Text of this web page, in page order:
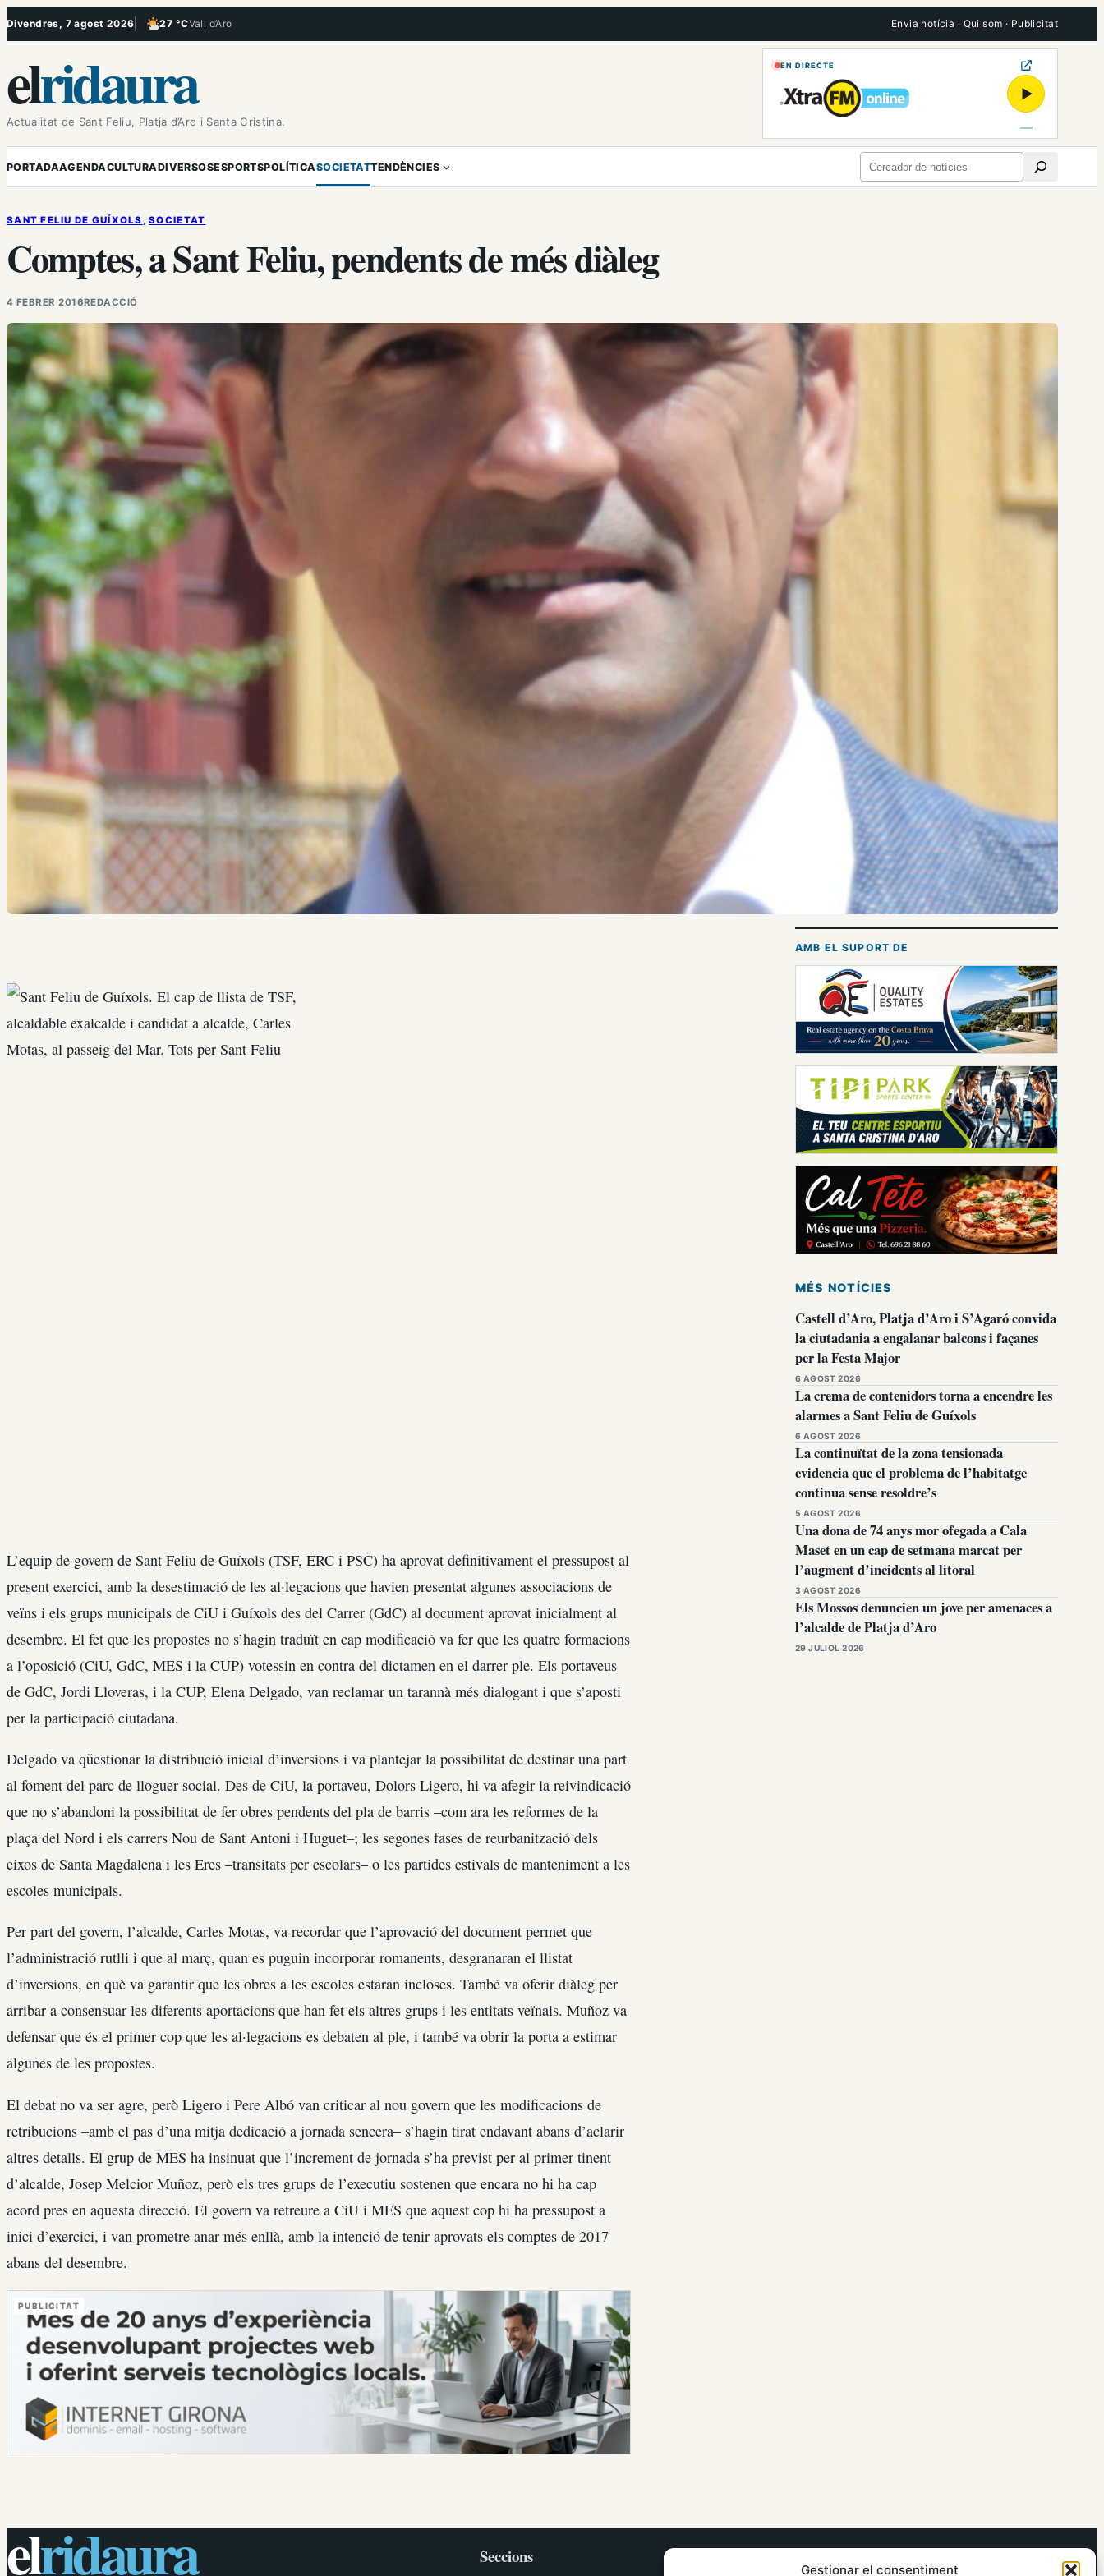
Gestionar el consentiment
Vés
Divendres, 7 agost 2026 27 °CVall d’Aro
, Poc ennuvolat Envia notícia · Qui som · Publicitat
elridaura
Actualitat de Sant Feliu, Platja d’Aro i Santa Cristina.
EN DIRECTE
▶
PORTADAAGENDACULTURADIVERSOSESPORTSPOLÍTICASOCIETATTENDÈNCIES Cerca
SANT FELIU DE GUÍXOLS , SOCIETAT
Comptes, a Sant Feliu, pendents de més diàleg
4 FEBRER 2016REDACCIÓ
L’equip de govern de Sant Feliu de Guíxols (TSF, ERC i PSC) ha aprovat definitivament el pressupost al
present exercici, amb la desestimació de les al·legacions que havien presentat algunes associacions de
veïns i els grups municipals de CiU i Guíxols des del Carrer (GdC) al document aprovat inicialment al
desembre. El fet que les propostes no s’hagin traduït en cap modificació va fer que les quatre formacions
a l’oposició (CiU, GdC, MES i la CUP) votessin en contra del dictamen en el darrer ple. Els portaveus
de GdC, Jordi Lloveras, i la CUP, Elena Delgado, van reclamar un tarannà més dialogant i que s’aposti
per la participació ciutadana.
Delgado va qüestionar la distribució inicial d’inversions i va plantejar la possibilitat de destinar una part
al foment del parc de lloguer social. Des de CiU, la portaveu, Dolors Ligero, hi va afegir la reivindicació
que no s’abandoni la possibilitat de fer obres pendents del pla de barris –com ara les reformes de la
plaça del Nord i els carrers Nou de Sant Antoni i Huguet–; les segones fases de reurbanització dels
eixos de Santa Magdalena i les Eres –transitats per escolars– o les partides estivals de manteniment a les
escoles municipals.
Per part del govern, l’alcalde, Carles Motas, va recordar que l’aprovació del document permet que
l’administració rutlli i que al març, quan es puguin incorporar romanents, desgranaran el llistat
d’inversions, en què va garantir que les obres a les escoles estaran incloses. També va oferir diàleg per
arribar a consensuar les diferents aportacions que han fet els altres grups i les entitats veïnals. Muñoz va
defensar que és el primer cop que les al·legacions es debaten al ple, i també va obrir la porta a estimar
algunes de les propostes.
El debat no va ser agre, però Ligero i Pere Albó van criticar al nou govern que les modificacions de
retribucions –amb el pas d’una mitja dedicació a jornada sencera– s’hagin tirat endavant abans d’aclarir
altres detalls. El grup de MES ha insinuat que l’increment de jornada s’ha previst per al primer tinent
d’alcalde, Josep Melcior Muñoz, però els tres grups de l’executiu sostenen que encara no hi ha cap
acord pres en aquesta direcció. El govern va retreure a CiU i MES que aquest cop hi ha pressupost a
inici d’exercici, i van prometre anar més enllà, amb la intenció de tenir aprovats els comptes de 2017
abans del desembre.
PUBLICITAT
AMB EL SUPORT DE
MÉS NOTÍCIES
Castell d’Aro, Platja d’Aro i S’Agaró convida
la ciutadania a engalanar balcons i façanes
per la Festa Major
6 AGOST 2026
La crema de contenidors torna a encendre les
alarmes a Sant Feliu de Guíxols
6 AGOST 2026
La continuïtat de la zona tensionada
evidencia que el problema de l’habitatge
continua sense resoldre’s
5 AGOST 2026
Una dona de 74 anys mor ofegada a Cala
Maset en un cap de setmana marcat per
l’augment d’incidents al litoral
3 AGOST 2026
Els Mossos denuncien un jove per amenaces a
l’alcalde de Platja d’Aro
29 JULIOL 2026
elridaura Seccions